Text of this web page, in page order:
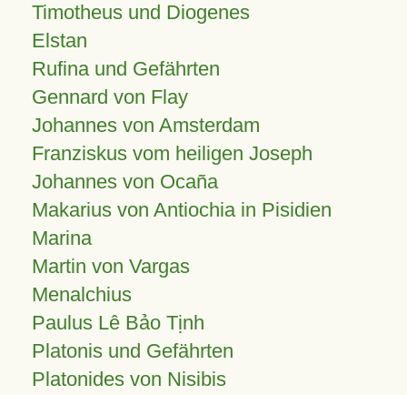
Timotheus und Diogenes
Elstan
Rufina und Gefährten
Gennard von Flay
Johannes von Amsterdam
Franziskus vom heiligen Joseph
Johannes von Ocaña
Makarius von Antiochia in Pisidien
Marina
Martin von Vargas
Menalchius
Paulus Lê Bảo Tịnh
Platonis und Gefährten
Platonides von Nisibis